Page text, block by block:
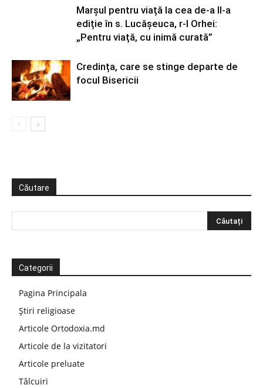
Marșul pentru viață la cea de-a II-a
ediție în s. Lucășeuca, r-l Orhei:
„Pentru viață, cu inimă curată”
Credința, care se stinge departe de
focul Bisericii
Căutare
Categorii
Pagina Principala
Știri religioase
Articole Ortodoxia.md
Articole de la vizitatori
Articole preluate
Tâlcuiri